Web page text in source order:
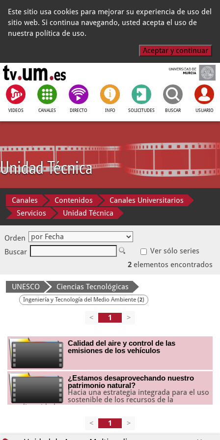
Este sitio usa cookies para mejorar su experiencia de uso del
sitio web. Si continua navegando, usted acepta el uso de
nuestra política de uso.
Aceptar y continuar
VIDEOS CANALES DIRECTO INFO SOLICITUDES BUSCAR USUARIO
Unidad Técnica
Canales Contenidos
Canales Universitarios
Servicios
Unidad Técnica
Orden
Buscar
Ver sólo series
2 elementos encontrados
UNESCO Ciencias Tecnológicas
Ingeniería y Tecnología del Medio Ambiente (2)
< >
Calidad del aire y control de las
emisiones de los vehículos
¿Estamos desaprovechando nuestro
patrimonio natural?
Hacia una estrategia integrada para el uso
sostenible de los recursos de la
geodiversidad
<
>